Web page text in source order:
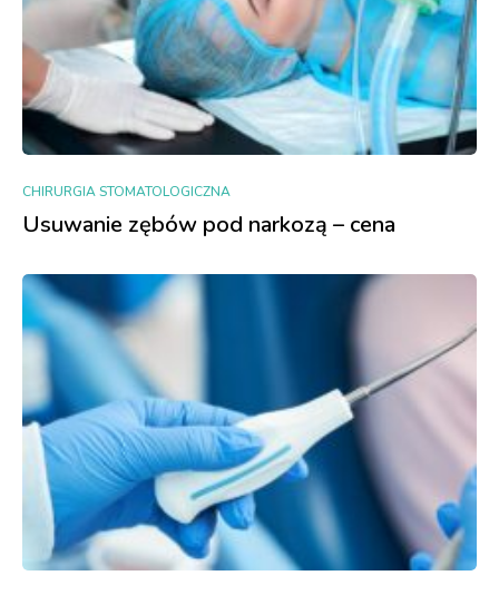
CHIRURGIA STOMATOLOGICZNA
Usuwanie zębów pod narkozą – cena